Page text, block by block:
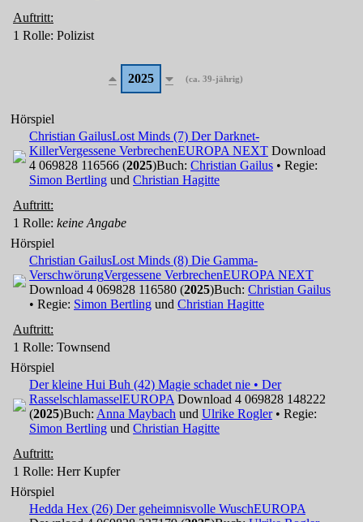
Auftritt:
1 Rolle: Polizist
2025 (ca. 39-jährig)
Hörspiel
Christian GailusLost Minds (7) Der Darknet-
KillerVergessene VerbrechenEUROPA NEXT Download
4 069828 116566 (2025)Buch: Christian Gailus • Regie:
Simon Bertling und Christian Hagitte
Auftritt:
1 Rolle: keine Angabe
Hörspiel
Christian GailusLost Minds (8) Die Gamma-
VerschwörungVergessene VerbrechenEUROPA NEXT
Download 4 069828 116580 (2025)Buch: Christian Gailus
• Regie: Simon Bertling und Christian Hagitte
Auftritt:
1 Rolle: Townsend
Hörspiel
Der kleine Hui Buh (42) Magie schadet nie • Der
RasselschlamasselEUROPA Download 4 069828 148222
(2025)Buch: Anna Maybach und Ulrike Rogler• Regie:
Simon Bertling und Christian Hagitte
Auftritt:
1 Rolle: Herr Kupfer
Hörspiel
Hedda Hex (26) Der geheimnisvolle WuschEUROPA